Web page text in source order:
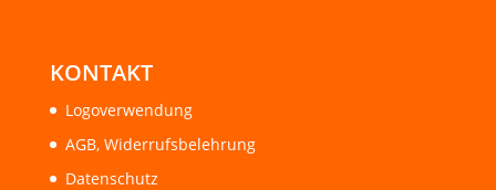
KONTAKT
Logoverwendung
AGB, Widerrufsbelehrung
Datenschutz